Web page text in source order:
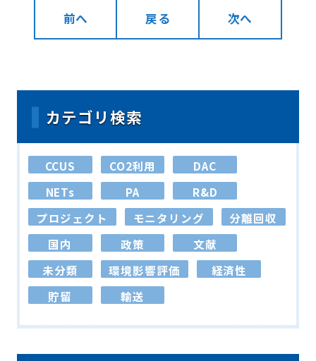
前へ 戻る 次へ
カテゴリ検索
CCUS CO2利用
DAC
NETs
PA
R&D
プロジェクト
モニタリング
分離回収
国内
政策
文献
未分類
環境影響評価
経済性
貯留
輸送